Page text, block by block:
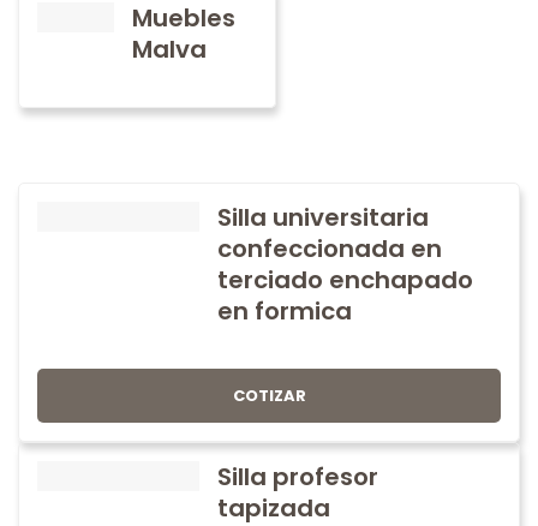
Muebles
Malva
Silla universitaria
confeccionada en
terciado enchapado
en formica
COTIZAR
Silla profesor
tapizada